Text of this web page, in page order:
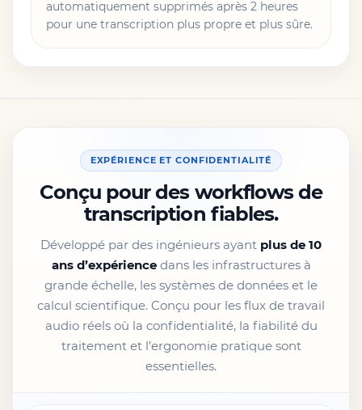
automatiquement supprimés après 2 heures
pour une transcription plus propre et plus sûre.
EXPÉRIENCE ET CONFIDENTIALITÉ
Conçu pour des workflows de
transcription fiables.
Développé par des ingénieurs ayant plus de 10
ans d’expériencedans les infrastructures à
grande échelle, les systèmes de données et le
calcul scientifique. Conçu pour les flux de travail
audio réels où la confidentialité, la fiabilité du
traitement et l’ergonomie pratique sont
essentielles.